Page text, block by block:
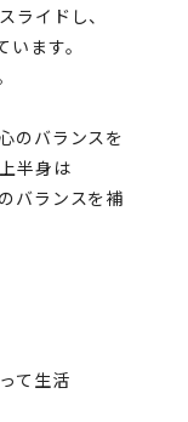
ライドし、
ます。
のバランスを
半身は
バランスを補
て生活